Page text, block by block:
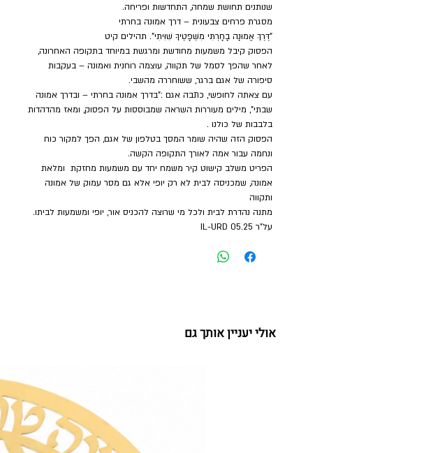
שנותנים תחושת שמחה, התחדשות ופריחה.
מסגרת פרחים צבעונית – דרך אמונה בחרתי
"דֶּרֶךְ אֱמוּנָה בָחָרְתִּי מִשְׁפָּטֶיךָ שִׁוִּיתִי". תהילים קיט
הפסוק קיבל משמעות מחודשת ומרגשת במיוחד בתקופה האחרונה,
לאחר שהפך לסמל של תקווה, עוצמה רוחנית ואמונה – בעקבות
סיפורה של אגם ברגר, ששוחררה מהשבי.
עם צאתה לחופשי, כתבה אגם :"בדרך אמונה בחרתי – ובדרך אמונה
שבתי", מילים מעוררות השראה שמבוססות על הפסוק, ומאז מהדהדות
בלבבות של כולנו .
הפסוק הזה שהיה שומר המסך בטלפון של אגם, הפך למקור כוח
ונחמה עבור אמה לאורך התקופה הקשה.
הפריט משלב קישוט קיר משמח יחד עם משמעות מחזקת ומלאת
אמונה, שמכניסה לבית לא רק יופי אלא גם מסר עמוק של אמונה
ותקווה
מתנה נהדרת לבית ולכל מי שרוצה להכניס אור, יופי ומשמעות לביתו.
על"ר 05.25 IL-URD
אולי יעניין אותך גם